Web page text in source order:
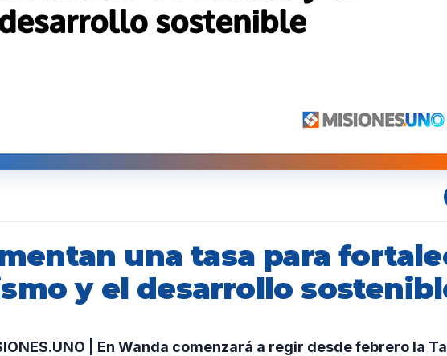
una tasa para
y el desarrollo
| En Wanda comenzará a regir desde febrero la